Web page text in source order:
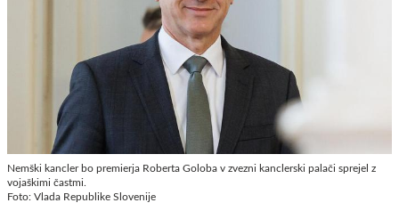
Nemški kancler bo premierja Roberta Goloba v zvezni kanclerski palači sprejel z
vojaškimi častmi.
Foto: Vlada Republike Slovenije